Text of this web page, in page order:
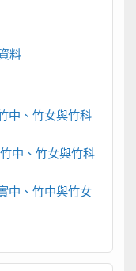
料
中、竹女與竹科
中、竹女與竹科
中、竹中與竹女